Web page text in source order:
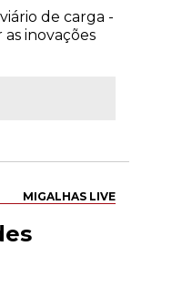
de carga -
inovações
MIGALHAS LIVE